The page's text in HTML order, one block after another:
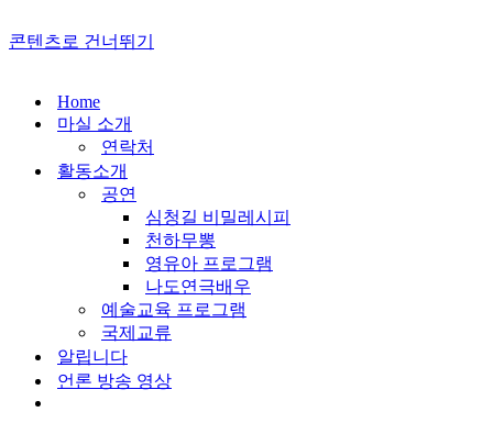
콘텐츠로 건너뛰기
Home
마실 소개
연락처
활동소개
공연
심청길 비밀레시피
천하무뽕
영유아 프로그램
나도연극배우
예술교육 프로그램
국제교류
알립니다
언론 방송 영상